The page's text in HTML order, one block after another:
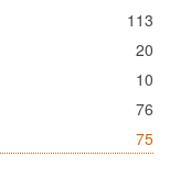
113
20
10
76
75